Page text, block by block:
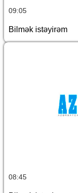
09:05
Bilmək istəyirəm
08:45